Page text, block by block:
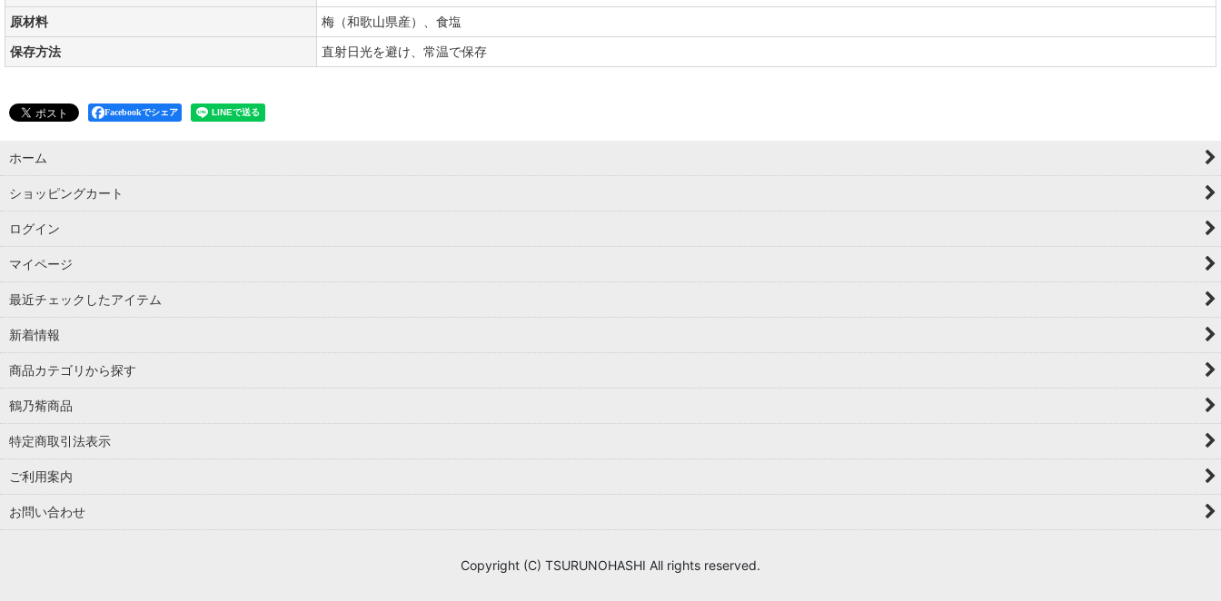
原材料
梅（和歌山県産）、食塩
保存方法
直射日光を避け、常温で保存
Facebookでシェア
ホーム
ショッピングカート
ログイン
マイページ
最近チェックしたアイテム
新着情報
商品カテゴリから探す
鶴乃觜商品
特定商取引法表示
ご利用案内
お問い合わせ
Copyright (C) TSURUNOHASHI All rights reserved.